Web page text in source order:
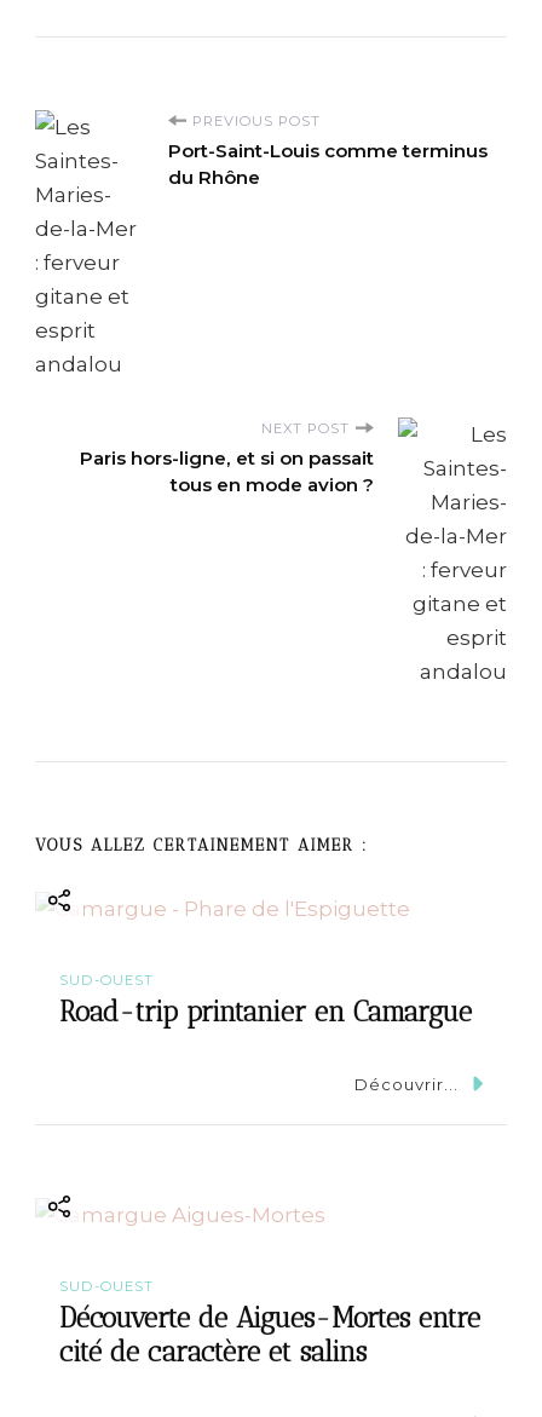
P
o
s
t
N
i
n
PREVIOUS POST
Port-Saint-Louis comme terminus
du Rhône
NEXT POST
Paris hors-ligne, et si on passait
tous en mode avion ?
VOUS ALLEZ CERTAINEMENT AIMER :
SUD-OUEST
Road-trip printanier en Camargue
Découvrir...
SUD-OUEST
Découverte de Aigues-Mortes entre
cité de caractère et salins